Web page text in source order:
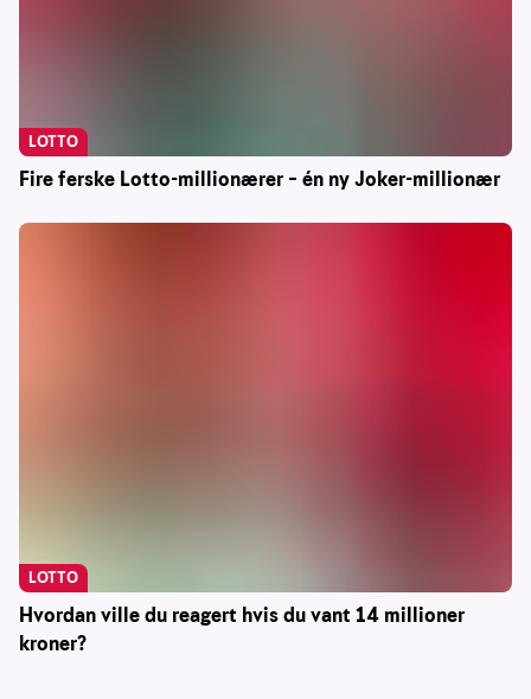
Fire ferske Lotto-millionærer – én ny Joker-millionær
LOTTO
Hvordan ville du reagert hvis du vant 14 millioner
kroner?
LOTTO